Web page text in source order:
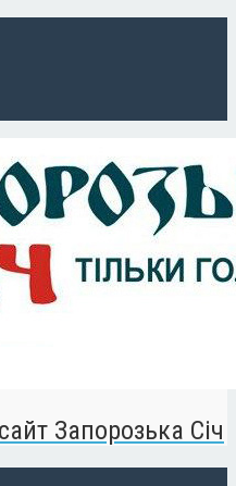
Запорозька Січ